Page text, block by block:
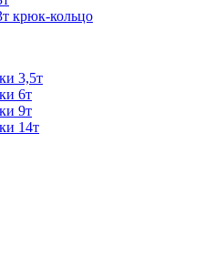
крюк-кольцо
3,5т
6т
9т
14т